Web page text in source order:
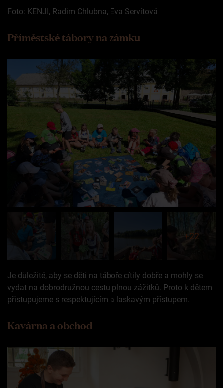
Foto: KENJI, Radim Chlubna, Eva Servítová
Příměstské tábory na zámku
+22
Je důležité, aby se děti na táboře cítily dobře a mohly se
vydat na dobrodružnou cestu plnou zážitků. Proto k dětem
přistupujeme s respektujícím a laskavým přístupem.
Kavárna a obchod